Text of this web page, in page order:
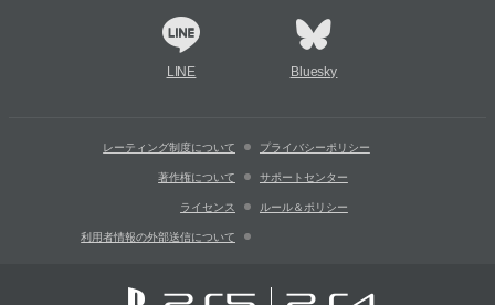
LINE Bluesky
レーティング制度について プライバシーポリシー
著作権について サポートセンター
ライセンス ルール＆ポリシー
利用者情報の外部送信について